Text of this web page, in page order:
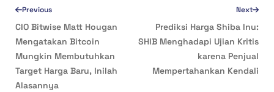
Previous
CIO Bitwise Matt Hougan
Mengatakan Bitcoin
Mungkin Membutuhkan
Target Harga Baru, Inilah
Alasannya
Next
Prediksi Harga Shiba Inu:
SHIB Menghadapi Ujian Kritis
karena Penjual
Mempertahankan Kendali